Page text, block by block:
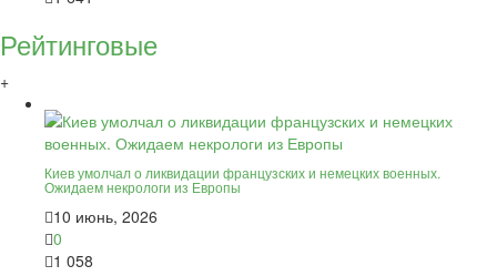
Рейтинговые
+
Киев умолчал о ликвидации французских и немецких военных.
Ожидаем некрологи из Европы
10 июнь, 2026
0
1 058